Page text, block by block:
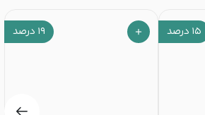
۱۵ درصد ۱۹ درصد